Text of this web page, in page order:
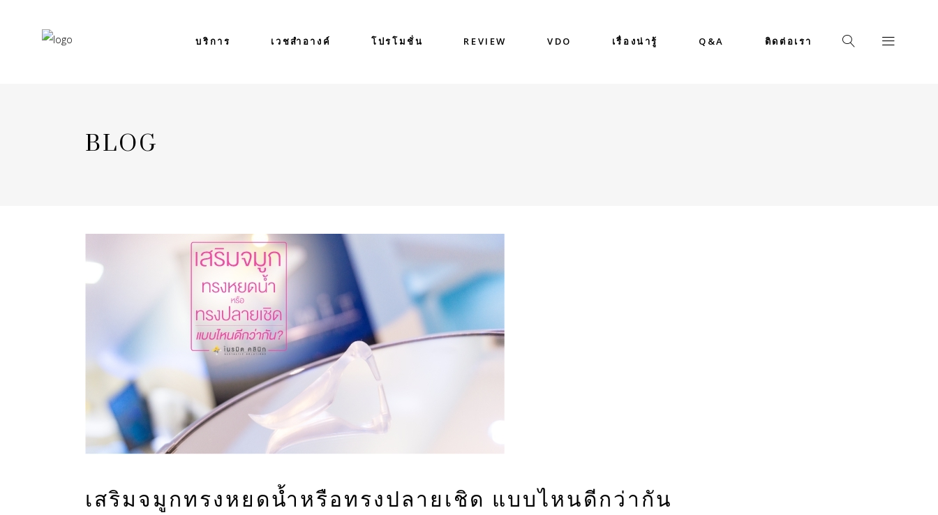
บริการ เวชสำอางค์ โปรโมชั่น REVIEW VDO เรื่องน่ารู้ Q&A ติดต่อเรา
BLOG
เสริมจมูกทรงหยดน้ำหรือทรงปลายเชิด แบบไหนดีกว่ากัน